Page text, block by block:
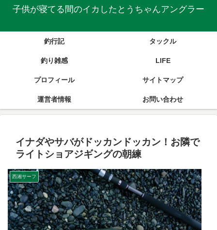
子供が寝てる間のイカしたとうちゃんアングラー
釣行記 タックル
釣り雑感 LIFE
プロフィール サイトマップ
運営者情報 お問い合わせ
イナダやサバがドッカンドッカン！お隣で
ライトショアジギングの朝練
西湘サーフ